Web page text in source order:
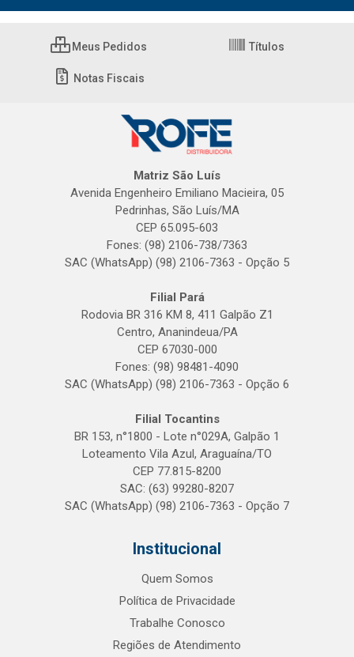
Meus Pedidos Títulos
Notas Fiscais
Matriz São Luís
Avenida Engenheiro Emiliano Macieira, 05
Pedrinhas, São Luís/MA
CEP 65.095-603
Fones: (98) 2106-738/7363
SAC (WhatsApp) (98) 2106-7363 - Opção 5
Filial Pará
Rodovia BR 316 KM 8, 411 Galpão Z1
Centro, Ananindeua/PA
CEP 67030-000
Fones: (98) 98481-4090
SAC (WhatsApp) (98) 2106-7363 - Opção 6
Filial Tocantins
BR 153, n°1800 - Lote n°029A, Galpão 1
Loteamento Vila Azul, Araguaína/TO
CEP 77.815-8200
SAC: (63) 99280-8207
SAC (WhatsApp) (98) 2106-7363 - Opção 7
Institucional
Quem Somos
Política de Privacidade
Trabalhe Conosco
Regiões de Atendimento